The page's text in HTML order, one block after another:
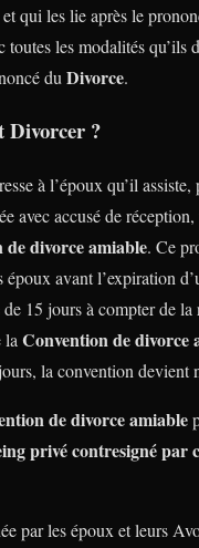
et qui les lie après le
toutes les modalités qu’ils
du Divorce.
Divorcer ?
à l’époux qu’il assiste,
avec accusé de
de divorce amiable. Ce
époux avant l’expiration
de 15 jours à compter de
la Convention de divorce
la convention devient
de divorce amiable
privé contresigné par
par les époux et leurs